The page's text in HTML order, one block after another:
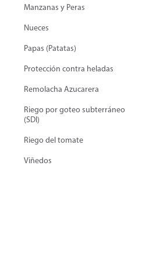
Manzanas y Peras
Nueces
Papas (Patatas)
Protección contra heladas
Remolacha Azucarera
Riego por goteo subterráneo
(SDI)
Riego del tomate
Viñedos